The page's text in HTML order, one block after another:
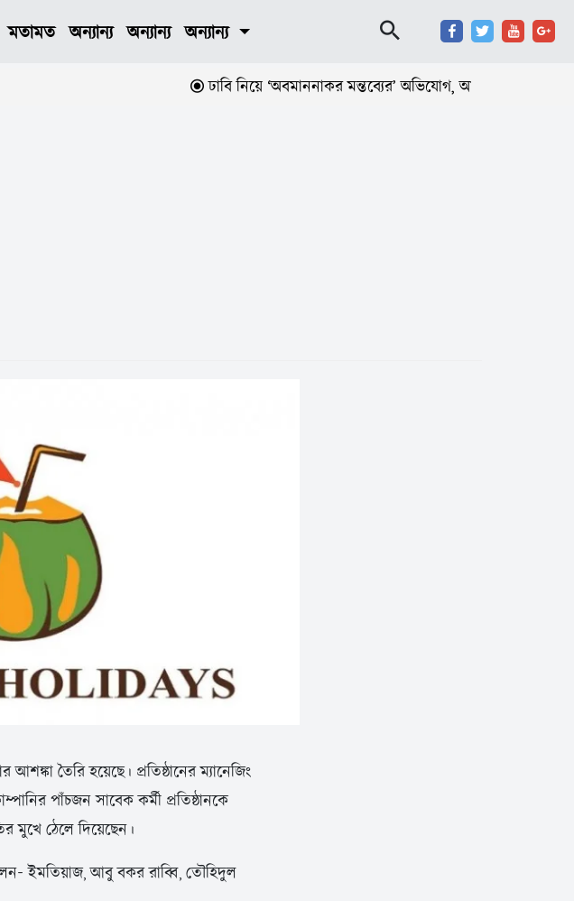
মতামত অন্যান্য অন্যান্য অন্যান্য
ঢাবি নিয়ে ‘অবমাননাকর মন্তব্যের’ অভিযোগ, আইনি ব্যবস্থা নেওয়ার
তৈরি হয়েছে। প্রতিষ্ঠানের ম্যানেজিং
পাঁচজন সাবেক কর্মী প্রতিষ্ঠানকে
মুখে ঠেলে দিয়েছেন।
ইমতিয়াজ, আবু বকর রাব্বি, তৌহিদুল